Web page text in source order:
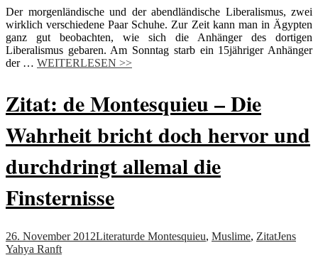
Der morgenländische und der abendländische Liberalismus, zwei
wirklich verschiedene Paar Schuhe. Zur Zeit kann man in Ägypten
ganz gut beobachten, wie sich die Anhänger des dortigen
Liberalismus gebaren. Am Sonntag starb ein 15jähriger Anhänger
der … WEITERLESEN >>
Zitat: de Montesquieu – Die
Wahrheit bricht doch hervor und
durchdringt allemal die
Finsternisse
26. November 2012Literaturde Montesquieu, Muslime, ZitatJens
Yahya Ranft